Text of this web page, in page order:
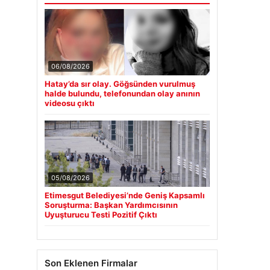
06/08/2026
Hatay’da sır olay. Göğsünden vurulmuş
halde bulundu, telefonundan olay anının
videosu çıktı
05/08/2026
Etimesgut Belediyesi’nde Geniş Kapsamlı
Soruşturma: Başkan Yardımcısının
Uyuşturucu Testi Pozitif Çıktı
Son Eklenen Firmalar